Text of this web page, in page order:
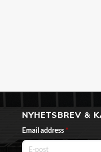
NYHETSBREV &
Email address *